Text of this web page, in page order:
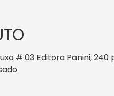
# 03 Editora Panini,